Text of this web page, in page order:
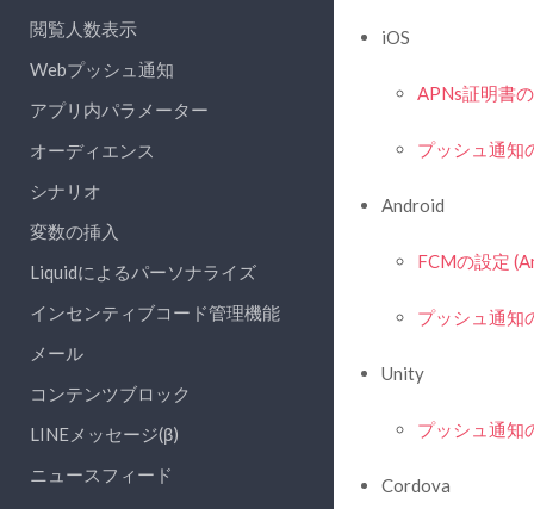
閲覧人数表示
Webプッシュ通知
アプリ内パラメーター
オーディエンス
シナリオ
変数の挿入
Liquidによるパーソナライズ
インセンティブコード管理機能
メール
コンテンツブロック
LINEメッセージ(β)
ニュースフィード
iOS
APNs証明書
プッシュ通知
Android
FCMの設定
プッシュ通知
Unity
プッシュ通知
Cordova